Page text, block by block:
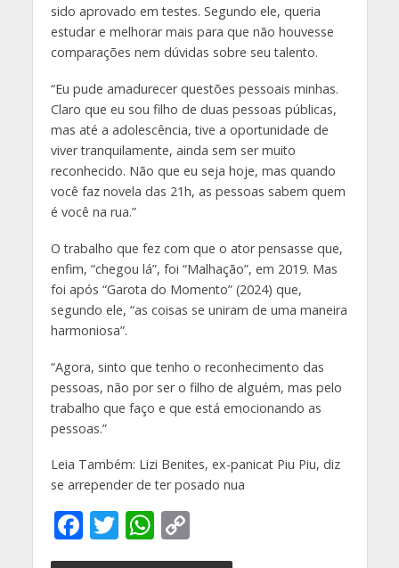
sido aprovado em testes. Segundo ele, queria
estudar e melhorar mais para que não houvesse
comparações nem dúvidas sobre seu talento.
“Eu pude amadurecer questões pessoais minhas.
Claro que eu sou filho de duas pessoas públicas,
mas até a adolescência, tive a oportunidade de
viver tranquilamente, ainda sem ser muito
reconhecido. Não que eu seja hoje, mas quando
você faz novela das 21h, as pessoas sabem quem
é você na rua.”
O trabalho que fez com que o ator pensasse que,
enfim, “chegou lá”, foi “Malhação”, em 2019. Mas
foi após “Garota do Momento” (2024) que,
segundo ele, “as coisas se uniram de uma maneira
harmoniosa”.
“Agora, sinto que tenho o reconhecimento das
pessoas, não por ser o filho de alguém, mas pelo
trabalho que faço e que está emocionando as
pessoas.”
Leia Também: Lizi Benites, ex-panicat Piu Piu, diz
se arrepender de ter posado nua
F
ac
T
w
W
h
C
o